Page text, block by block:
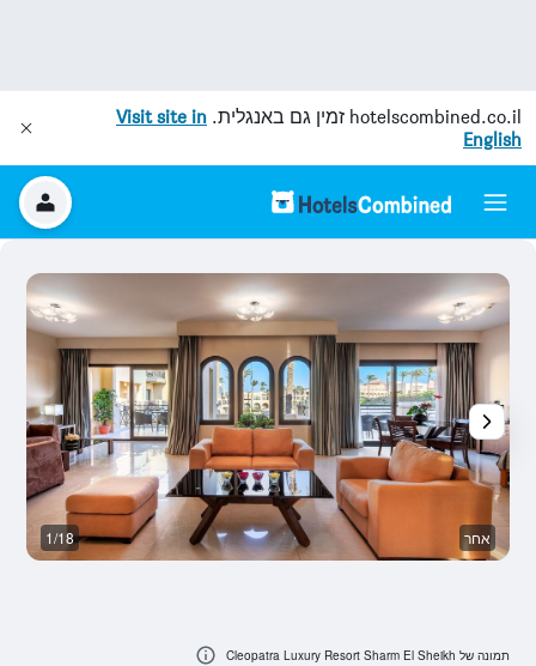
hotelscombined.co.il זמין גם באנגלית. Visit site in
English
אחר 1/18
תמונה של Cleopatra Luxury Resort Sharm El Sheikh